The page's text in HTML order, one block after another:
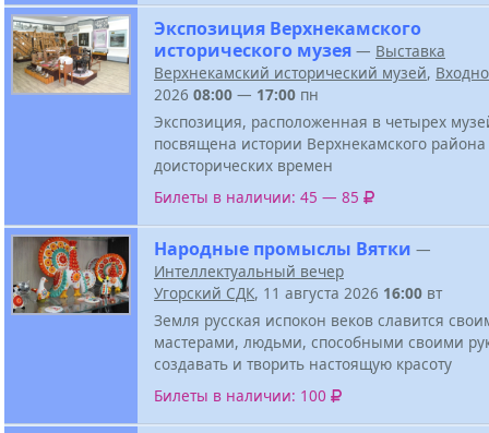
Экспозиция Верхнекамского
исторического музея — Выставка
Верхнекамский исторический музей,
2026 08:00 — 17:00 пн
Экспозиция, расположенная в четырех
посвящена истории Верхнекамского района
доисторических времен
Билеты в наличии: 45 — 85
Народные промыслы Вятки —
Интеллектуальный вечер
Угорский СДК, 11 августа 2026 16:00 вт
Земля русская испокон веков славится
мастерами, людьми, способными своими
создавать и творить настоящую красоту
Билеты в наличии: 100